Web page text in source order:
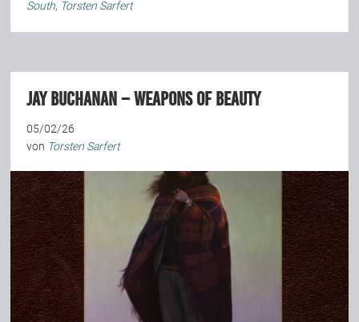
South, Torsten Sarfert
Jay Buchanan – Weapons Of Beauty
05/02/26
von Torsten Sarfert